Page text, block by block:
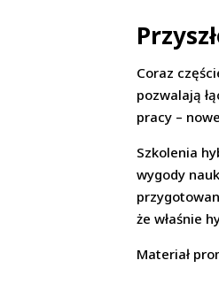
Coraz
pozwalają
pracy –
Szkolenia
wygody
że właśnie
Materiał